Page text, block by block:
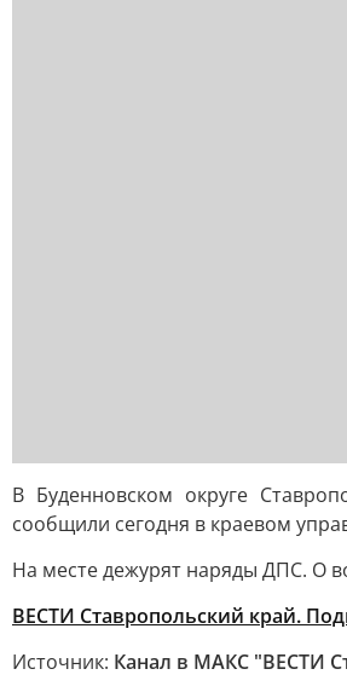
В Буденновском округе
сообщили сегодня в краевом
На месте дежурят наряды ДПС. О
ВЕСТИ Ставропольский край.
Источник: Канал в МАКС "ВЕСТИ